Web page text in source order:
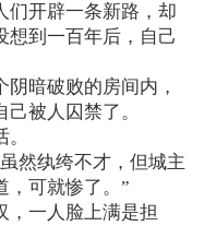
们开辟一条新路，却
想到一百年后，自己
暗破败的房间内，
被人囚禁了。
然纨绔不才，但城主
，可就惨了。”
一人脸上满是担